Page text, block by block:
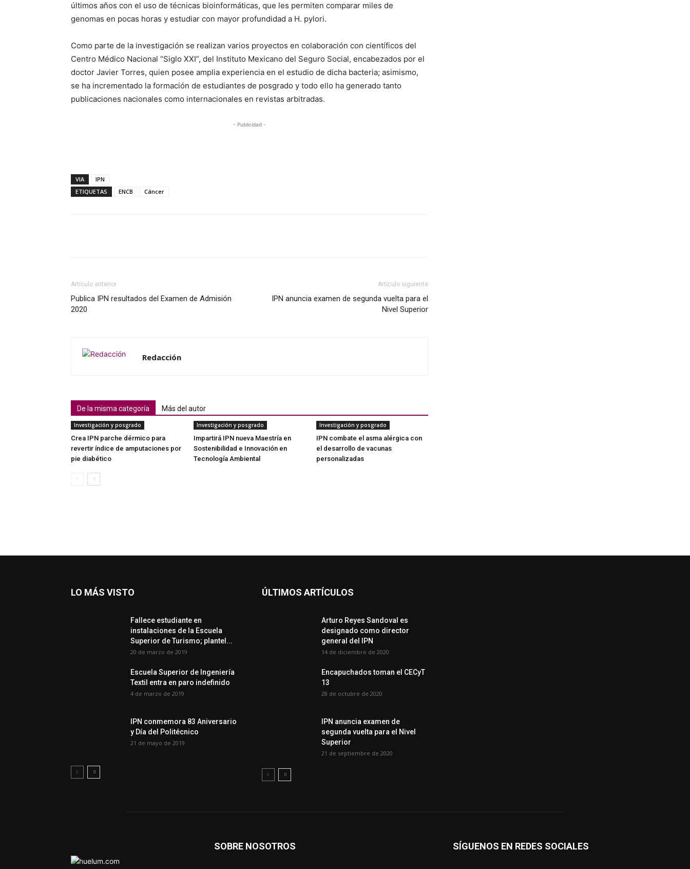
últimos años con el uso de técnicas bioinformáticas, que les permiten comparar miles de
genomas en pocas horas y estudiar con mayor profundidad a H. pylori.
Como parte de la investigación se realizan varios proyectos en colaboración con científicos del
Centro Médico Nacional “Siglo XXI”, del Instituto Mexicano del Seguro Social, encabezados por el
doctor Javier Torres, quien posee amplia experiencia en el estudio de dicha bacteria; asimismo,
se ha incrementado la formación de estudiantes de posgrado y todo ello ha generado tanto
publicaciones nacionales como internacionales en revistas arbitradas.
- Publicidad -
VIA
IPN
ETIQUETAS
ENCB Cáncer
Artículo anterior
Publica IPN resultados del Examen de Admisión
2020
Artículo siguiente
IPN anuncia examen de segunda vuelta para el
Nivel Superior
Redacción
De la misma categoría Más del autor
Investigación y posgrado
Crea IPN parche dérmico para
revertir índice de amputaciones por
pie diabético
Investigación y posgrado
Impartirá IPN nueva Maestría en
Sostenibilidad e Innovación en
Tecnología Ambiental
Investigación y posgrado
IPN combate el asma alérgica con
el desarrollo de vacunas
personalizadas
LO MÁS VISTO
Fallece estudiante en
instalaciones de la Escuela
Superior de Turismo; plantel...
20 de marzo de 2019
Escuela Superior de Ingeniería
Textil entra en paro indefinido
4 de marzo de 2019
IPN conmemora 83 Aniversario
y Día del Politécnico
21 de mayo de 2019
ÚLTIMOS ARTÍCULOS
Arturo Reyes Sandoval es
designado como director
general del IPN
14 de diciembre de 2020
Encapuchados toman el CECyT
13
28 de octubre de 2020
IPN anuncia examen de
segunda vuelta para el Nivel
Superior
21 de septiembre de 2020
SOBRE NOSOTROS SÍGUENOS EN REDES SOCIALES